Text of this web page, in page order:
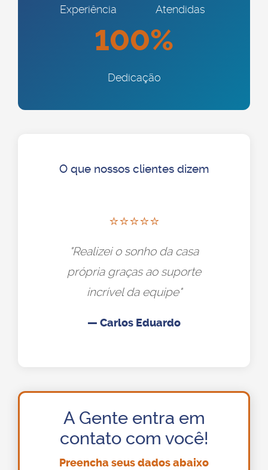
Experiência
Atendidas
100%
Dedicação
O que nossos clientes dizem
⭐⭐⭐⭐⭐
"Realizei o sonho da casa
própria graças ao suporte
incrível da equipe"
— Carlos Eduardo
A Gente entra em
contato com você!
Preencha seus dados abaixo